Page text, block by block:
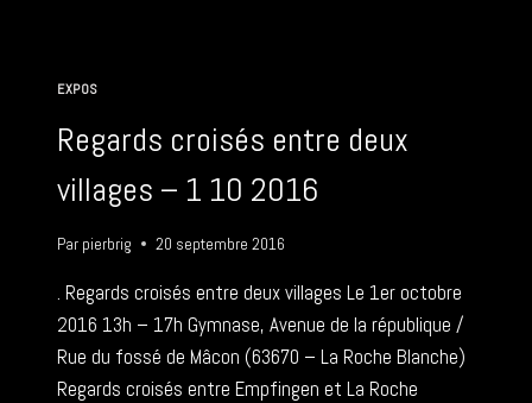
EXPOS
Regards croisés entre deux
villages – 1 10 2016
Par pierbrig 20 septembre 2016
. Regards croisés entre deux villages Le 1er octobre
2016 13h – 17h Gymnase, Avenue de la république /
Rue du fossé de Mâcon (63670 – La Roche Blanche)
Regards croisés entre Empfingen et La Roche